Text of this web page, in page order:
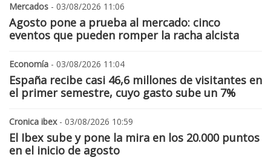
Mercados - 03/08/2026 11:06
Agosto pone a prueba al mercado: cinco
eventos que pueden romper la racha alcista
Economía - 03/08/2026 11:04
España recibe casi 46,6 millones de visitantes en
el primer semestre, cuyo gasto sube un 7%
Cronica ibex- 03/08/2026 10:59
El Ibex sube y pone la mira en los 20.000 puntos
en el inicio de agosto